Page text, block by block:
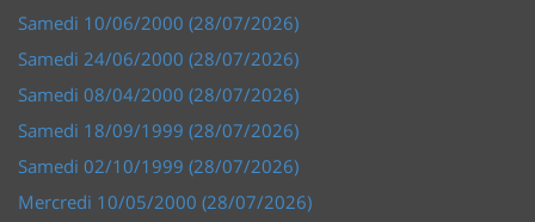
Samedi 10/06/2000 (28/07/2026)
Samedi 24/06/2000 (28/07/2026)
Samedi 08/04/2000 (28/07/2026)
Samedi 18/09/1999 (28/07/2026)
Samedi 02/10/1999 (28/07/2026)
Mercredi 10/05/2000 (28/07/2026)